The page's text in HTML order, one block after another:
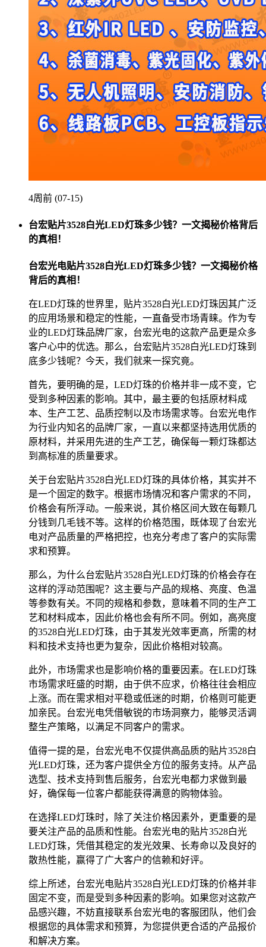
4周前 (07-15)
台宏贴片3528白光LED灯珠多少钱？一文揭秘价格背后
的真相！
台宏光电贴片3528白光LED灯珠多少钱？一文揭秘价格
背后的真相！
在LED灯珠的世界里，贴片3528白光LED灯珠因其广泛
的应用场景和稳定的性能，一直备受市场青睐。作为专
业的LED灯珠品牌厂家，台宏光电的这款产品更是众多
客户心中的优选。那么，台宏贴片3528白光LED灯珠到
底多少钱呢？今天，我们就来一探究竟。
首先，要明确的是，LED灯珠的价格并非一成不变，它
受到多种因素的影响。其中，最主要的包括原材料成
本、生产工艺、品质控制以及市场需求等。台宏光电作
为行业内知名的品牌厂家，一直以来都坚持选用优质的
原材料，并采用先进的生产工艺，确保每一颗灯珠都达
到高标准的质量要求。
关于台宏贴片3528白光LED灯珠的具体价格，其实并不
是一个固定的数字。根据市场情况和客户需求的不同，
价格会有所浮动。一般来说，其价格区间大致在每颗几
分钱到几毛钱不等。这样的价格范围，既体现了台宏光
电对产品质量的严格把控，也充分考虑了客户的实际需
求和预算。
那么，为什么台宏贴片3528白光LED灯珠的价格会存在
这样的浮动范围呢？这主要与产品的规格、亮度、色温
等参数有关。不同的规格和参数，意味着不同的生产工
艺和材料成本，因此价格也会有所不同。例如，高亮度
的3528白光LED灯珠，由于其发光效率更高，所需的材
料和技术支持也更为复杂，因此价格相对较高。
此外，市场需求也是影响价格的重要因素。在LED灯珠
市场需求旺盛的时期，由于供不应求，价格往往会相应
上涨。而在需求相对平稳或低迷的时期，价格则可能更
加亲民。台宏光电凭借敏锐的市场洞察力，能够灵活调
整生产策略，以满足不同客户的需求。
值得一提的是，台宏光电不仅提供高品质的贴片3528白
光LED灯珠，还为客户提供全方位的服务支持。从产品
选型、技术支持到售后服务，台宏光电都力求做到最
好，确保每一位客户都能获得满意的购物体验。
在选择LED灯珠时，除了关注价格因素外，更重要的是
要关注产品的品质和性能。台宏光电的贴片3528白光
LED灯珠，凭借其稳定的发光效果、长寿命以及良好的
散热性能，赢得了广大客户的信赖和好评。
综上所述，台宏光电贴片3528白光LED灯珠的价格并非
固定不变，而是受到多种因素的影响。如果您对这款产
品感兴趣，不妨直接联系台宏光电的客服团队，他们会
根据您的具体需求和预算，为您提供更合适的产品报价
和解决方案。